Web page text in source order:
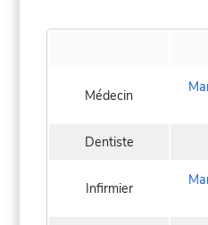
Médecin
Dentiste
Infirmier